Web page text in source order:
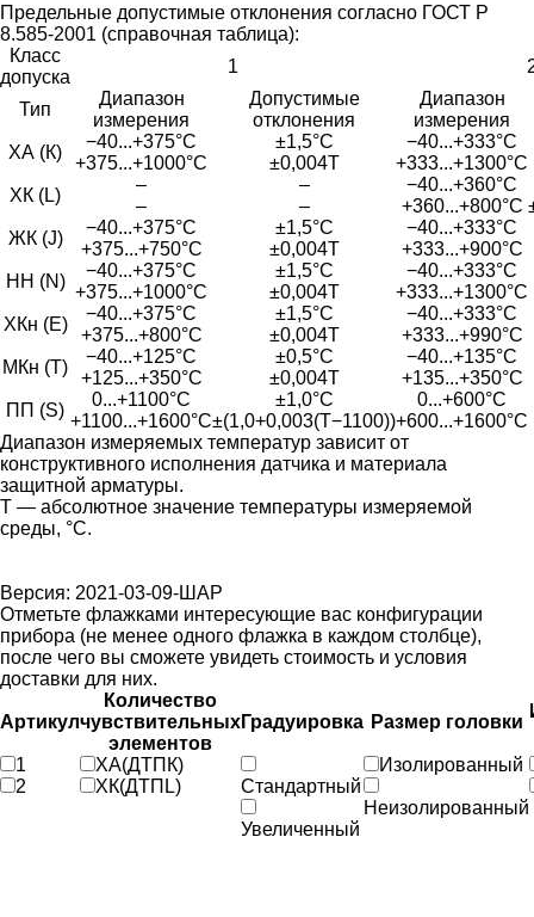
Предельные допустимые отклонения согласно ГОСТ Р
8.585-2001 (справочная таблица):
Класс
допуска
1
Тип
Диапазон
измерения
Допустимые
отклонения
Диапазон
измерения
ХА (К)
−40...+375°С ±1,5°С
−40...+333°С
+375...+1000°С
±0,004Т
+333...+1300°С
ХК (L)
– –
−40...+360°С
–
– +360...+800°С
ЖК (J)
−40...+375°С ±1,5°С
−40...+333°С
+375...+750°С
±0,004Т
+333...+900°С
НН (N)
−40...+375°С ±1,5°С
−40...+333°С
+375...+1000°С
±0,004Т
+333...+1300°С
ХКн (E)
−40...+375°С ±1,5°С
−40...+333°С
+375...+800°С
±0,004Т
+333...+990°С
МКн (Т)
−40...+125°С ±0,5°С
−40...+135°С
+125...+350°С
±0,004Т
+135...+350°С
ПП (S)
0...+1100°С ±1,0°С
0...+600°С
+1100...+1600°С±(1,0+0,003(Т−1100))+600...+1600°С
Диапазон измеряемых температур зависит от
конструктивного исполнения датчика и материала
защитной арматуры.
Т — абсолютное значение температуры измеряемой
среды, °С.
Версия: 2021-03-09-ШАР
Отметьте флажками интересующие вас конфигурации
прибора (не менее одного флажка в каждом столбце),
после чего вы сможете увидеть стоимость и условия
доставки для них.
Артикул
Количество
чувствительных
элементов
Градуировка Размер головки
1
2
ХА(ДТПК)
ХК(ДТПL)
Стандартный
Увеличенный
Изолированный
Неизолированный